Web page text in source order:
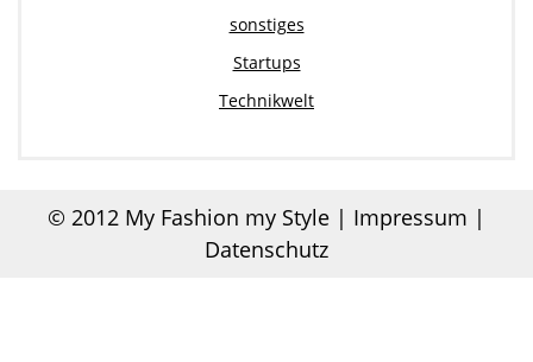
sonstiges
Startups
Technikwelt
© 2012 My Fashion my Style | Impressum |
Datenschutz